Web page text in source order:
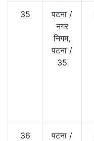
35 पटना /
नगर
निगम,
पटना /
35
36 पटना /